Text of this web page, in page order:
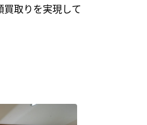
取りを実現して